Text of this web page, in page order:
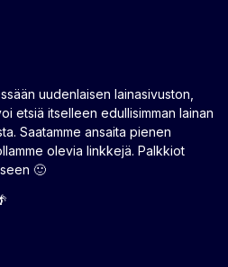
uudenlaisen lainasivuston,
etsiä itselleen edullisimman lainan
Saatamme ansaita pienen
olevia linkkejä. Palkkiot
🙂